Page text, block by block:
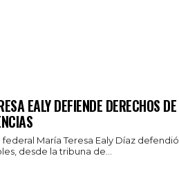
EALY DEFIENDE DERECHOS DE
María Teresa Ealy Díaz defendió
desde la tribuna de...